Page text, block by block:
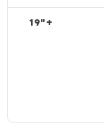
19"+